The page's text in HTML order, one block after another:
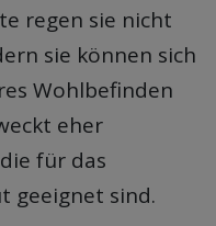
regen sie nicht
sie können sich
Wohlbefinden
eher
für das
geeignet sind.